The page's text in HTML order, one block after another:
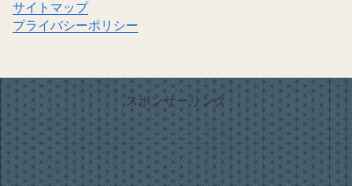
サイトマップ
プライバシーポリシー
スポンサーリンク